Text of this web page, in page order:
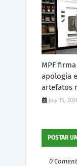
MPF
apologia
artefatos
July 15,
POSTAR
0